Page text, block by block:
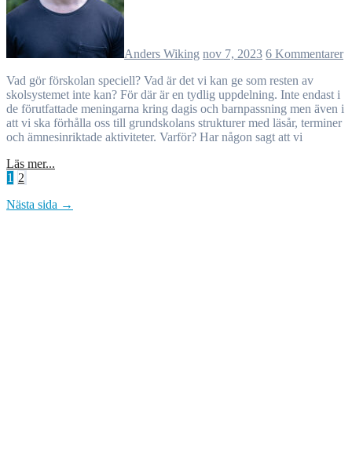
Anders Wiking nov 7, 2023 6 Kommentarer
Vad gör förskolan speciell? Vad är det vi kan ge som resten av
skolsystemet inte kan? För där är en tydlig uppdelning. Inte endast i
de förutfattade meningarna kring dagis och barnpassning men även i
att vi ska förhålla oss till grundskolans strukturer med läsår, terminer
och ämnesinriktade aktiviteter. Varför? Har någon sagt att vi
Läs mer...
Sidnumrering
för
1 2
Nästa sida →